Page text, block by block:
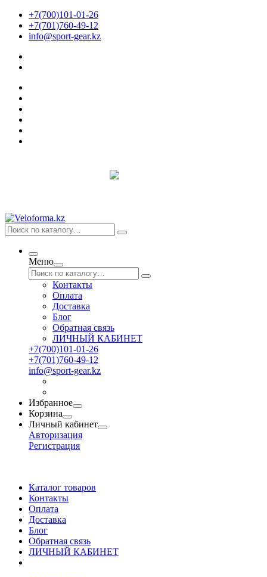
+7(700)101-01-26
+7(701)760-49-12
info@sport-gear.kz
Меню
Контакты
Оплата
Доставка
Блог
Обратная связь
ЛИЧНЫЙ КАБИНЕТ
+7(700)101-01-26
+7(701)760-49-12
info@sport-gear.kz
Избранное
Корзина
Личный кабинет
Авторизация
Регистрация
Каталог товаров
Контакты
Оплата
Доставка
Блог
Обратная связь
ЛИЧНЫЙ КАБИНЕТ